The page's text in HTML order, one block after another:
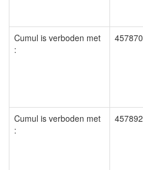
Cumul is verboden met
:
457870
Cumul is verboden met
:
457892